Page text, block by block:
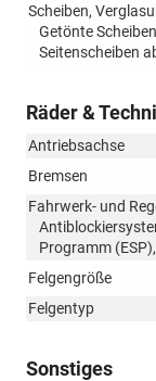
Scheiben,
Getönte
Seitenscheiben
Räder &
Antriebsachse
Bremsen
Fahrwerk- und
Programm
Felgengröße
Felgentyp
Sonstiges